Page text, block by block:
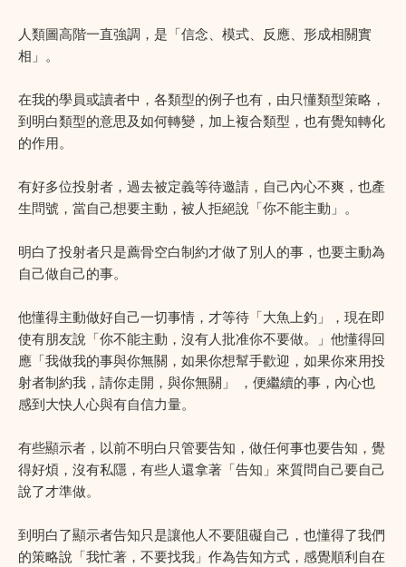
人類圖高階一直強調，是「信念、模式、反應、形成相關實
相」。
在我的學員或讀者中，各類型的例子也有，由只懂類型策略，
到明白類型的意思及如何轉變，加上複合類型，也有覺知轉化
的作用。
有好多位投射者，過去被定義等待邀請，自己內心不爽，也產
生問號，當自己想要主動，被人拒絕說「你不能主動」。
明白了投射者只是薦骨空白制約才做了別人的事，也要主動為
自己做自己的事。
他懂得主動做好自己一切事情，才等待「大魚上釣」，現在即
使有朋友說「你不能主動，沒有人批准你不要做。」他懂得回
應「我做我的事與你無關，如果你想幫手歡迎，如果你來用投
射者制約我，請你走開，與你無關」 ，便繼續的事，內心也
感到大快人心與有自信力量。
有些顯示者，以前不明白只管要告知，做任何事也要告知，覺
得好煩，沒有私隱，有些人還拿著「告知」來質問自己要自己
說了才準做。
到明白了顯示者告知只是讓他人不要阻礙自己，也懂得了我們
的策略說「我忙著，不要找我」作為告知方式，感覺順利自在